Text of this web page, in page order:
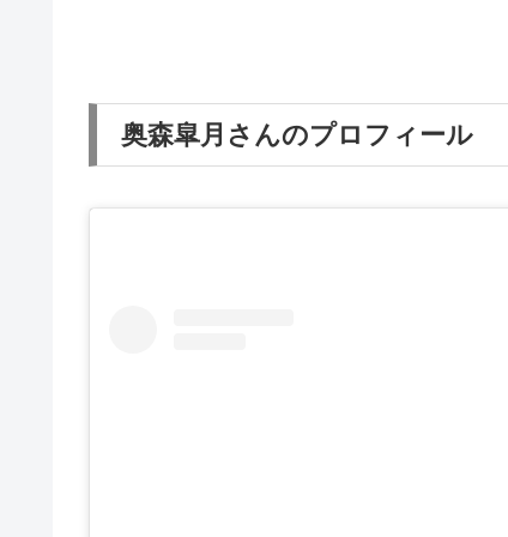
奥森皐月さんのプロフィール